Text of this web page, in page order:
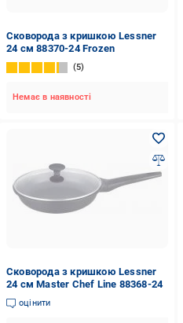
Сковорода з кришкою Lessner
24 см 88370-24 Frozen
5
Немає в наявності
Сковорода з кришкою Lessner
24 см Master Chef Line 88368-24
оцінити